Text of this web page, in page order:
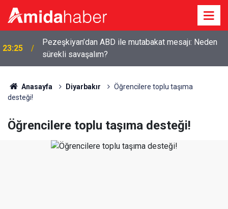
22:10
Musa Anter davasının yeniden açılması için Adalet
Bakanlığına başvuru
Anasayfa Diyarbakır
Öğrencilere toplu taşıma
desteği!
Öğrencilere toplu taşıma desteği!